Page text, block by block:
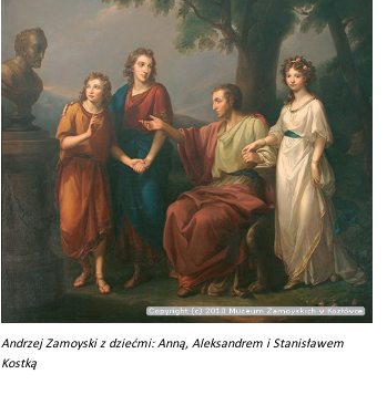
Andrzej Zamoyski z dziećmi: Anną, Aleksandrem i Stanisławem
Kostką